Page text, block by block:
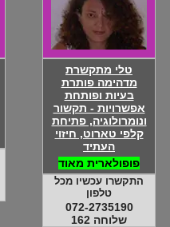
טלי מתקשרת
מדהימה פותרת
בעיות ופותחת
אפשרויות - תקשור
ונומרולוגיה, פתיחת
קלפי טארוט, חיזוי
העתיד
פופולארית מאוד
התקשרו עכשיו מכל
טלפון
072-2735190
שלוחה 162